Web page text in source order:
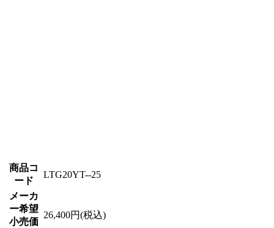
商品コ
ード
LTG20YT--25
メーカ
ー希望
小売価
26,400円(税込)